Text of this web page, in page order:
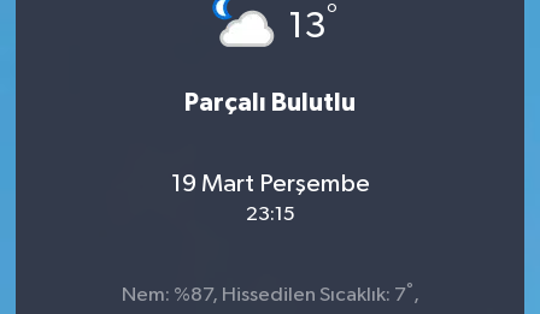
13°
Parçalı Bulutlu
19 Mart Perşembe
23:15
Nem: %87, Hissedilen Sıcaklık: 7° ,